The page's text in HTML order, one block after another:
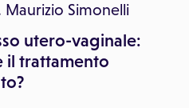
Maurizio Simonelli
utero-vaginale:
il trattamento